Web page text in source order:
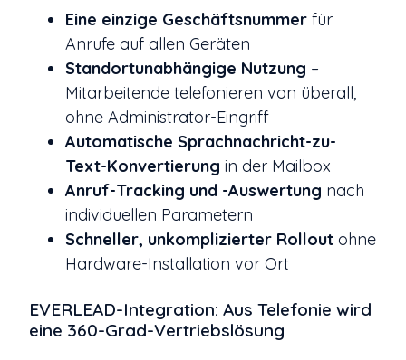
Eine einzige Geschäftsnummer für
Anrufe auf allen Geräten
Standortunabhängige Nutzung –
Mitarbeitende telefonieren von überall,
ohne Administrator-Eingriff
Automatische Sprachnachricht-zu-
Text-Konvertierung in der Mailbox
Anruf-Tracking und -Auswertung nach
individuellen Parametern
Schneller, unkomplizierter Rollout ohne
Hardware-Installation vor Ort
EVERLEAD-Integration: Aus Telefonie wird
eine 360-Grad-Vertriebslösung